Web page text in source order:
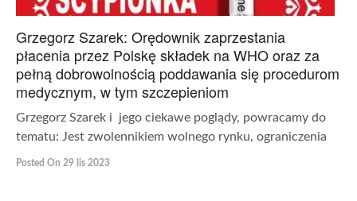
Grzegorz Szarek: Orędownik zaprzestania
płacenia przez Polskę składek na WHO oraz za
pełną dobrowolnością poddawania się procedurom
medycznym, w tym szczepieniom
Grzegorz Szarek i jego ciekawe poglądy, powracamy do
tematu: Jest zwolennikiem wolnego rynku, ograniczenia
Posted On 29 lis 2023